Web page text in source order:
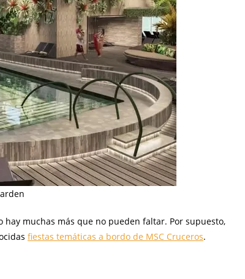
hay muchas más que no pueden faltar. Por supuesto,
fiestas temáticas a bordo de MSC Cruceros.